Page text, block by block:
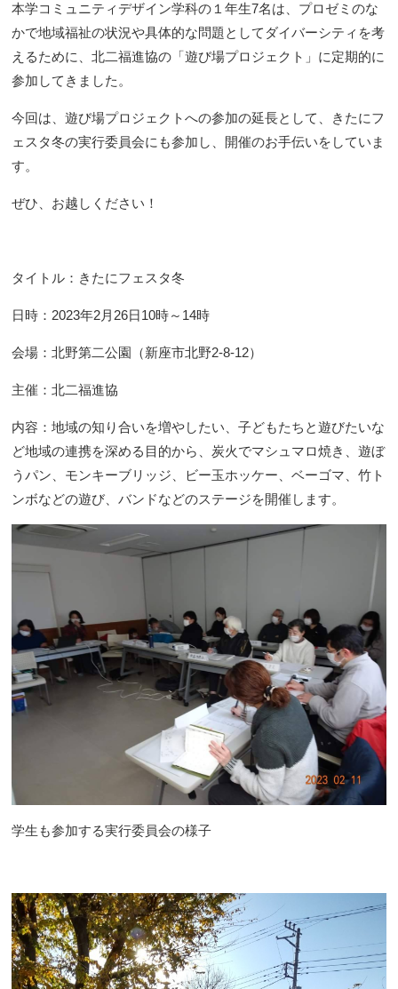
本学コミュニティデザイン学科の１年生7名は、プロゼミのな
かで地域福祉の状況や具体的な問題としてダイバーシティを考
えるために、北二福進協の「遊び場プロジェクト」に定期的に
参加してきました。
今回は、遊び場プロジェクトへの参加の延長として、きたにフ
ェスタ冬の実行委員会にも参加し、開催のお手伝いをしていま
す。
ぜひ、お越しください！
タイトル：きたにフェスタ冬
日時：2023年2月26日10時～14時
会場：北野第二公園（新座市北野2-8-12）
主催：北二福進協
内容：地域の知り合いを増やしたい、子どもたちと遊びたいな
ど地域の連携を深める目的から、炭火でマシュマロ焼き、遊ぼ
うパン、モンキーブリッジ、ビー玉ホッケー、ベーゴマ、竹ト
ンボなどの遊び、バンドなどのステージを開催します。
学生も参加する実行委員会の様子